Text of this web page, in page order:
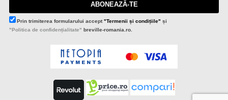
ABONEAZĂ-TE
Prin trimiterea formularului accept"Termenii și condițiile" și
"Politica de confidențialitate" breville-romania.ro.